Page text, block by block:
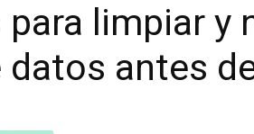
para limpiar y
datos antes